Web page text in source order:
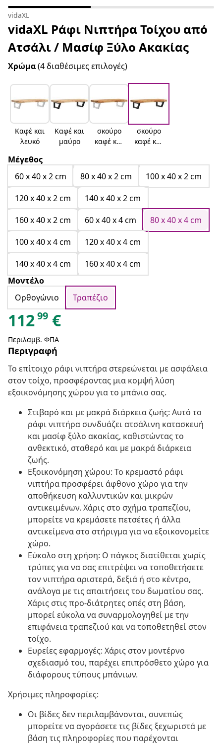
vidaXL
vidaXL Ράφι Νιπτήρα Τοίχου από
Ατσάλι / Μασίφ Ξύλο Ακακίας
Χρώμα(4 διαθέσιμες επιλογές)
Καφέ και
λευκό
Καφέ και
μαύρο
σκούρο
καφέ και
σκούρο
καφέ και
Μέγεθος
60 x 40 x 2 cm
80 x 40 x 2 cm
100 x 40 x 2 cm
120 x 40 x 2 cm
140 x 40 x 2 cm
160 x 40 x 2 cm
60 x 40 x 4 cm
80 x 40 x 4 cm
100 x 40 x 4 cm
120 x 40 x 4 cm
140 x 40 x 4 cm
160 x 40 x 4 cm
Μοντέλο
Ορθογώνιο
Τραπέζιο
11299 €
Περιλαμβ. ΦΠΑ
Περιγραφή
Το επίτοιχο ράφι νιπτήρα στερεώνεται με ασφάλεια
στον τοίχο, προσφέροντας μια κομψή λύση
εξοικονόμησης χώρου για το μπάνιο σας.
Στιβαρό και με μακρά διάρκεια ζωής: Αυτό το
ράφι νιπτήρα συνδυάζει ατσάλινη κατασκευή
και μασίφ ξύλο ακακίας, καθιστώντας το
ανθεκτικό, σταθερό και με μακρά διάρκεια
ζωής.
Εξοικονόμηση χώρου: Το κρεμαστό ράφι
νιπτήρα προσφέρει άφθονο χώρο για την
αποθήκευση καλλυντικών και μικρών
αντικειμένων. Χάρις στο σχήμα τραπεζίου,
μπορείτε να κρεμάσετε πετσέτες ή άλλα
αντικείμενα στο στήριγμα για να εξοικονομείτε
χώρο.
Εύκολο στη χρήση: Ο πάγκος διατίθεται χωρίς
τρύπες για να σας επιτρέψει να τοποθετήσετε
τον νιπτήρα αριστερά, δεξιά ή στο κέντρο,
ανάλογα με τις απαιτήσεις του δωματίου σας.
Χάρις στις προ-διάτρητες οπές στη βάση,
μπορεί εύκολα να συναρμολογηθεί με την
επιφάνεια τραπεζιού και να τοποθετηθεί στον
τοίχο.
Ευρείες εφαρμογές: Χάρις στον μοντέρνο
σχεδιασμό του, παρέχει επιπρόσθετο χώρο για
διάφορους τύπους μπάνιων.
Χρήσιμες πληροφορίες:
Οι βίδες δεν περιλαμβάνονται, συνεπώς
μπορείτε να αγοράσετε τις βίδες ξεχωριστά με
βάση τις πληροφορίες που παρέχονται